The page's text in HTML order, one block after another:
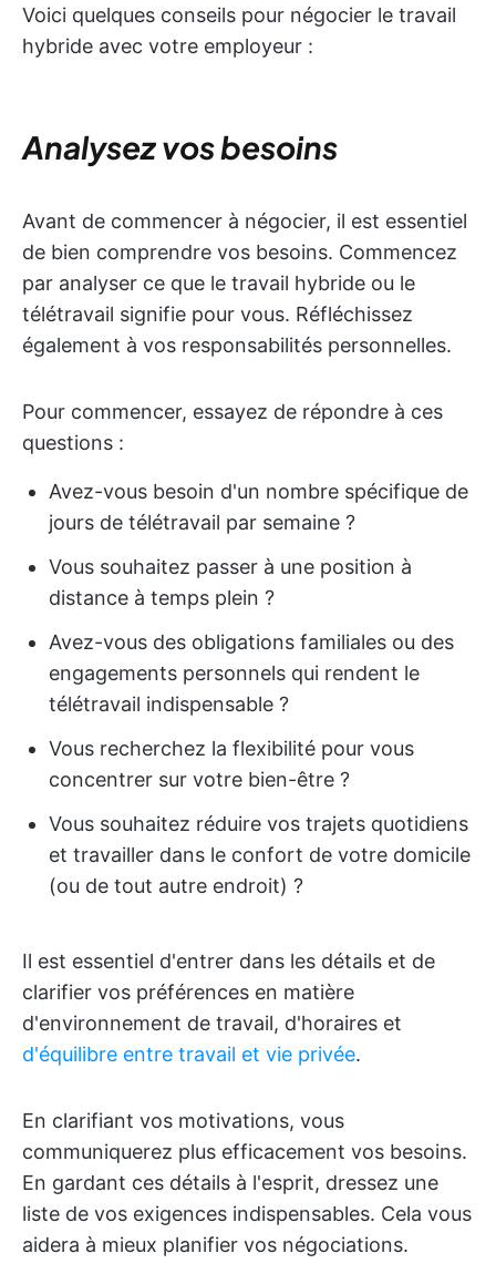
Voici quelques conseils pour négocier le travail
hybride avec votre employeur :
Analysez vos besoins
Avant de commencer à négocier, il est essentiel
de bien comprendre vos besoins. Commencez
par analyser ce que le travail hybride ou le
télétravail signifie pour vous. Réfléchissez
également à vos responsabilités personnelles.
Pour commencer, essayez de répondre à ces
questions :
Avez-vous besoin d'un nombre spécifique de
jours de télétravail par semaine ?
Vous souhaitez passer à une position à
distance à temps plein ?
Avez-vous des obligations familiales ou des
engagements personnels qui rendent le
télétravail indispensable ?
Vous recherchez la flexibilité pour vous
concentrer sur votre bien-être ?
Vous souhaitez réduire vos trajets quotidiens
et travailler dans le confort de votre domicile
(ou de tout autre endroit) ?
Il est essentiel d'entrer dans les détails et de
clarifier vos préférences en matière
d'environnement de travail, d'horaires et
d'équilibre entre travail et vie privée.
En clarifiant vos motivations, vous
communiquerez plus efficacement vos besoins.
En gardant ces détails à l'esprit, dressez une
liste de vos exigences indispensables. Cela vous
aidera à mieux planifier vos négociations.